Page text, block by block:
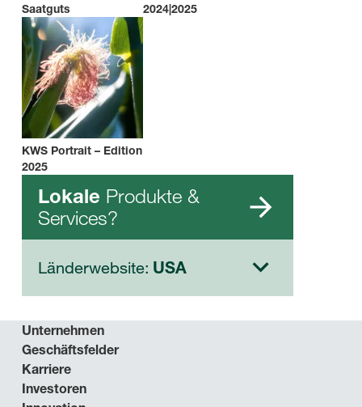
Saatguts
2024|2025
KWS Portrait – Edition
2025
Lokale Produkte &
Services?
Länderwebsite: USA
Unternehmen
Geschäftsfelder
Karriere
Investoren